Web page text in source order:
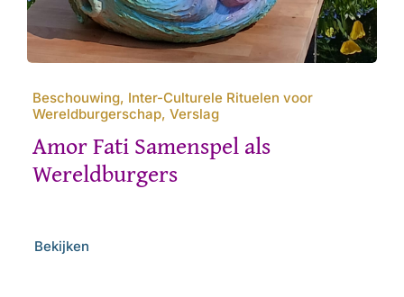
Beschouwing, Inter-Culturele Rituelen voor
Wereldburgerschap, Verslag
Amor Fati Samenspel als
Wereldburgers
Bekijken